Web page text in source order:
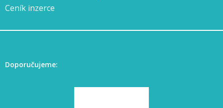
Ceník inzerce
Doporučujeme: